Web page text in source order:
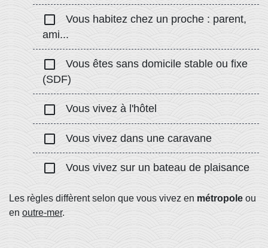
check_box_outline_blank
Vous habitez chez un proche : parent,
ami...
check_box_outline_blank
Vous êtes sans domicile stable ou fixe
(SDF)
check_box_outline_blank Vous vivez à l'hôtel
check_box_outline_blank Vous vivez dans une caravane
check_box_outline_blank Vous vivez sur un bateau de plaisance
Les règles diffèrent selon que vous vivez en métropole ou
en outre-mer.